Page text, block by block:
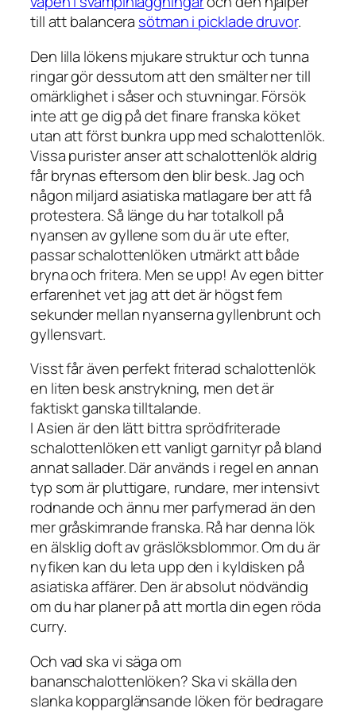
till att balancera sötman i picklade druvor.
Den lilla lökens mjukare struktur och tunna
ringar gör dessutom att den smälter ner till
omärklighet i såser och stuvningar. Försök
inte att ge dig på det finare franska köket
utan att först bunkra upp med schalottenlök.
Vissa purister anser att schalottenlök aldrig
får brynas eftersom den blir besk. Jag och
någon miljard asiatiska matlagare ber att få
protestera. Så länge du har totalkoll på
nyansen av gyllene som du är ute efter,
passar schalottenlöken utmärkt att både
bryna och fritera. Men se upp! Av egen bitter
erfarenhet vet jag att det är högst fem
sekunder mellan nyanserna gyllenbrunt och
gyllensvart.
Visst får även perfekt friterad schalottenlök
en liten besk anstrykning, men det är
faktiskt ganska tilltalande.
I Asien är den lätt bittra sprödfriterade
schalottenlöken ett vanligt garnityr på bland
annat sallader. Där används i regel en annan
typ som är pluttigare, rundare, mer intensivt
rodnande och ännu mer parfymerad än den
mer gråskimrande franska. Rå har denna lök
en älsklig doft av gräslöksblommor. Om du är
nyfiken kan du leta upp den i kyldisken på
asiatiska affärer. Den är absolut nödvändig
om du har planer på att mortla din egen röda
curry.
Och vad ska vi säga om
bananschalottenlöken? Ska vi skälla den
slanka kopparglänsande löken för bedragare